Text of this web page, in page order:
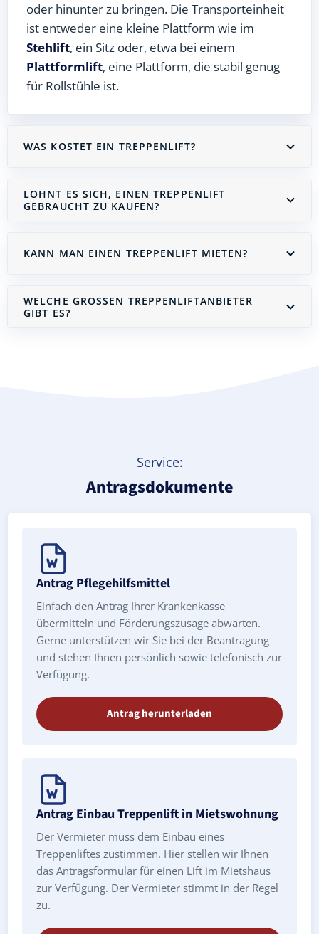
oder hinunter zu bringen. Die Transporteinheit
ist entweder eine kleine Plattform wie im
Stehlift, ein Sitz oder, etwa bei einem
Plattformlift, eine Plattform, die stabil genug
für Rollstühle ist.
WAS KOSTET EIN TREPPENLIFT?
LOHNT ES SICH, EINEN TREPPENLIFT
GEBRAUCHT ZU KAUFEN?
KANN MAN EINEN TREPPENLIFT MIETEN?
WELCHE GROSSEN TREPPENLIFTANBIETER G
IBT ES?
Service:
Antragsdokumente
Antrag Pflegehilfsmittel
Einfach den Antrag Ihrer Krankenkasse
übermitteln und Förderungszusage abwarten.
Gerne unterstützen wir Sie bei der Beantragung
und stehen Ihnen persönlich sowie telefonisch zur
Verfügung.
Antrag herunterladen
Antrag Einbau Treppenlift in Mietswohnung
Der Vermieter muss dem Einbau eines
Treppenliftes zustimmen. Hier stellen wir Ihnen
das Antragsformular für einen Lift im Mietshaus
zur Verfügung. Der Vermieter stimmt in der Regel
zu.